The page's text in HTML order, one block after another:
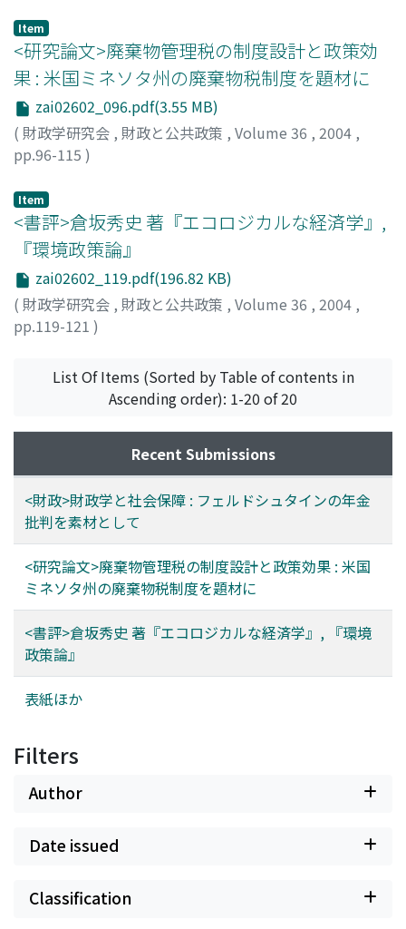
Item
<研究論文>廃棄物管理税の制度設計と政策効
果 : 米国ミネソタ州の廃棄物税制度を題材に
zai02602_096.pdf(3.55 MB)
( 財政学研究会 , 財政と公共政策 , Volume 36 , 2004 ,
pp.96-115 )
Item
<書評>倉坂秀史 著『エコロジカルな経済学』,
『環境政策論』
zai02602_119.pdf(196.82 KB)
( 財政学研究会 , 財政と公共政策 , Volume 36 , 2004 ,
pp.119-121 )
List Of Items (Sorted by Table of contents in
Ascending order): 1-20 of 20
Recent Submissions
<財政>財政学と社会保障 : フェルドシュタインの年金
批判を素材として
<研究論文>廃棄物管理税の制度設計と政策効果 : 米国
ミネソタ州の廃棄物税制度を題材に
<書評>倉坂秀史 著『エコロジカルな経済学』, 『環境
政策論』
表紙ほか
Filters
Author
Date issued
Classification